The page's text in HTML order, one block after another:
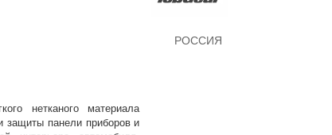
нетканого материала
защиты панели приборов и
РОССИЯ